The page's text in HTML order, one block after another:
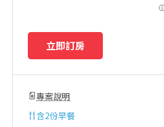
立即訂房
專案說明
含2份早餐